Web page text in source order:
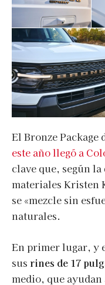
El Bronze Package
este año llegó a
clave que, según
materiales Kristen
se «mezcle sin
naturales.
En primer lugar, y
sus rines de 17
medio, que